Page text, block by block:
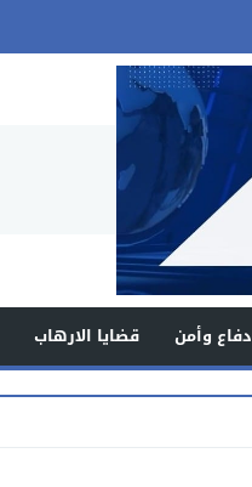
دفاع وأمن قضايا الارهاب